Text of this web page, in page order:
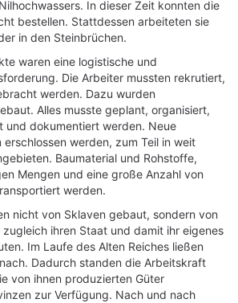
In dieser Zeit konnten die
bestellen. Stattdessen arbeiteten sie
in den Steinbrüchen.
waren eine logistische und
Die Arbeiter mussten rekrutiert,
werden. Dazu wurden
Alles musste geplant, organisiert,
und dokumentiert werden. Neue
erschlossen werden, zum Teil in weit
Baumaterial und Rohstoffe,
Mengen und eine große Anzahl von
werden.
nicht von Sklaven gebaut, sondern von
ihren Staat und damit ihr eigenes
Im Laufe des Alten Reiches ließen
Dadurch standen die Arbeitskraft
von ihnen produzierten Güter
zur Verfügung. Nach und nach